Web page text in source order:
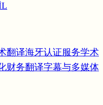
翻译海牙认证服务学术
财务翻译字幕与多媒体